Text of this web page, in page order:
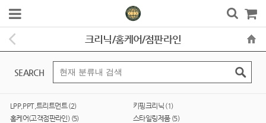
크리닉/홈케어/점판라인
SEARCH
LPP,PPT,트리트먼트 (2)
키핑크리닉 (1)
홈케어(고객점판라인) (5)
스타일링제품 (5)